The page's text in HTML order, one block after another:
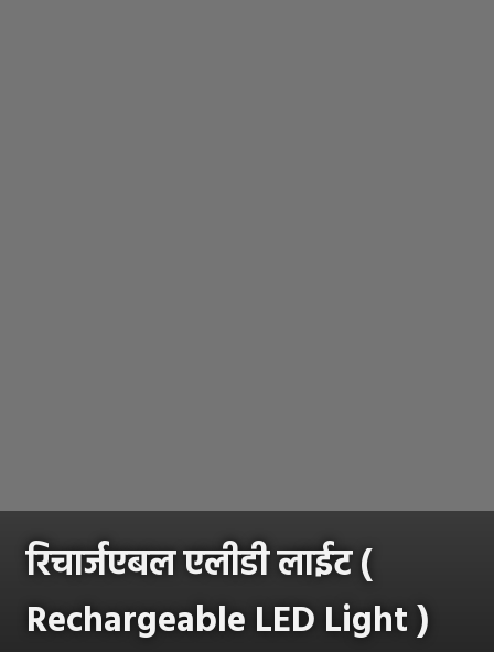
रिचार्जएबलएलीडी लाईट (
Rechargeable LED Light )